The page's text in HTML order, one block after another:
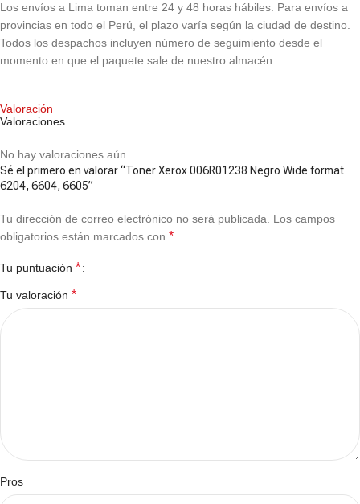
Los envíos a Lima toman entre 24 y 48 horas hábiles. Para envíos a
provincias en todo el Perú, el plazo varía según la ciudad de destino.
Todos los despachos incluyen número de seguimiento desde el
momento en que el paquete sale de nuestro almacén.
Valoración
Valoraciones
No hay valoraciones aún.
Sé el primero en valorar “Toner Xerox 006R01238 Negro Wide format
6204, 6604, 6605”
Tu dirección de correo electrónico no será publicada.
Los campos
obligatorios están marcados con *
Tu puntuación *
Tu valoración *
Pros